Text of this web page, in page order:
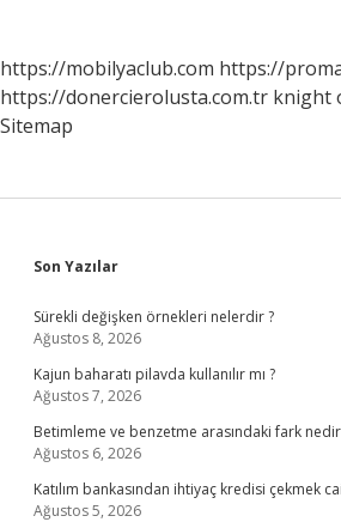
https://mobilyaclub.com https://
https://donercierolusta.com.tr knight
Sitemap
Sidebar
Son Yazılar
Sürekli değişken örnekleri nelerdir ?
Ağustos 8, 2026
Kajun baharatı pilavda kullanılır mı ?
Ağustos 7, 2026
Betimleme ve benzetme arasındaki fark
Ağustos 6, 2026
Katılım bankasından ihtiyaç kredisi çekmek
Ağustos 5, 2026